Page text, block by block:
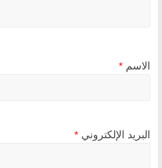
الاسم *
البريد الإلكتروني *